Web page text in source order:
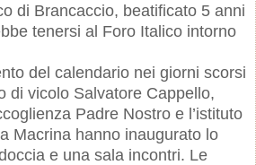
di Brancaccio, beatificato 5 anni
tenersi al Foro Italico intorno
del calendario nei giorni scorsi
di vicolo Salvatore Cappello,
Padre Nostro e l’istituto
Macrina hanno inaugurato lo
e una sala incontri. Le